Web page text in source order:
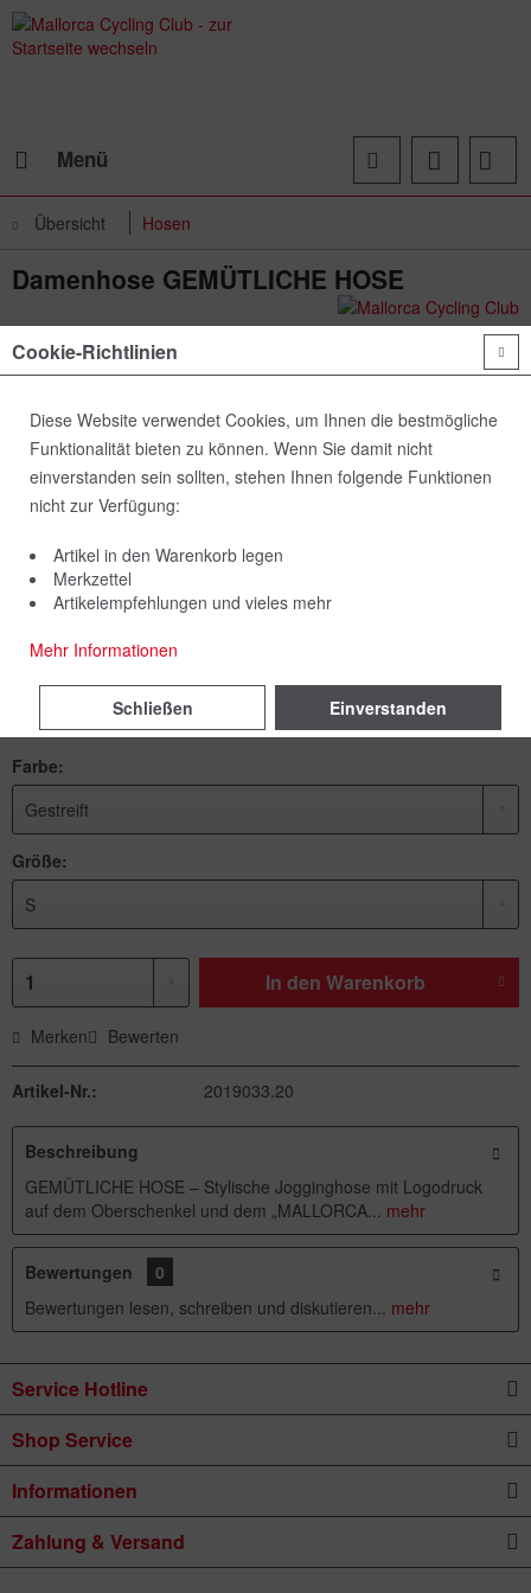
Menü
Übersicht Hosen
Damenhose GEMÜTLICHE HOSE
49,00 € *
inkl. MwSt.zzgl. Versandkosten
Sofort versandfertig, Lieferzeit ca. 1-3 Werktage
Farbe:
Größe:
In den Warenkorb
Merken Bewerten
Artikel-Nr.: 2019033.20
Beschreibung
GEMÜTLICHE HOSE – Stylische Jogginghose mit Logodruck
auf dem Oberschenkel und dem „MALLORCA... mehr
Bewertungen
0
Bewertungen lesen, schreiben und diskutieren... mehr
Service Hotline
Shop Service
Informationen
Zahlung & Versand
Cookie-Richtlinien
Diese Website verwendet Cookies, um Ihnen die bestmögliche
Funktionalität bieten zu können. Wenn Sie damit nicht
einverstanden sein sollten, stehen Ihnen folgende Funktionen
nicht zur Verfügung:
Artikel in den Warenkorb legen
Merkzettel
Artikelempfehlungen und vieles mehr
Mehr Informationen
Einverstanden
Schließen